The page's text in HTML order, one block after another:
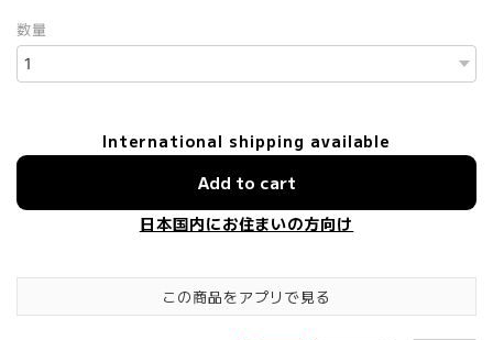
数量
International shipping available
Add to cart
日本国内にお住まいの方向け
この商品をアプリで見る